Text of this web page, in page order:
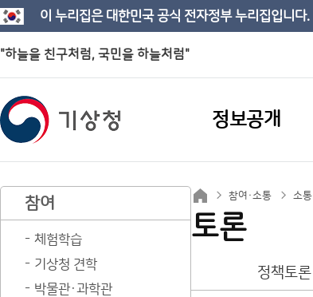
이 누리집은 대한민국 공식 전자정부 누리집입니다.
"하늘을 친구처럼, 국민을 하늘처럼"
정보공개
참여
체험학습
기상청 견학
박물관·과학관
참여·소통 소통
토론
정책토론